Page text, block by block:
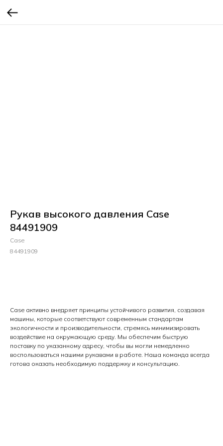
Рукав высокого давления Case
84491909
Case
84491909
Case активно внедряет принципы устойчивого развития, создавая
машины, которые соответствуют современным стандартам
экологичности и производительности, стремясь минимизировать
воздействие на окружающую среду. Мы обеспечим быструю
поставку по указанному адресу, чтобы вы могли немедленно
воспользоваться нашими рукавами в работе. Наша команда всегда
готова оказать необходимую поддержку и консультацию.